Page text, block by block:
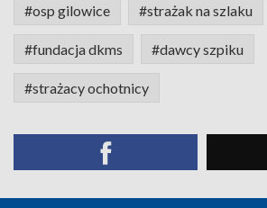
#osp gilowice #strażak na szlaku
#fundacja dkms #dawcy szpiku
#strażacy ochotnicy